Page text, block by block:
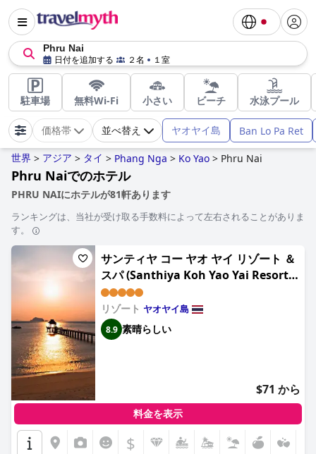
Phru Nai
日付を追加する ２名 １室
駐車場 無料Wi-Fi 小さい ビーチ 水泳プール
価格帯 並べ替え ヤオヤイ島 Ban Lo Pa Ret
世界 > アジア > タイ > Phang Nga > Ko Yao > Phru Nai
Phru Naiでのホテル
PHRU NAIにホテルが81軒あります
ランキングは、当社が受け取る手数料によって左右されることがありま
す。
サンティヤ コー ヤオ ヤイ リゾート ＆
スパ (Santhiya Koh Yao Yai Resort
& Spa - Up to THB 3,000 Resort
Credit per Night , Mandatory
Shared Speedboat from Ao Po,
Phuket)
リゾート ヤオヤイ島
8.9 素晴らしい
$71 から
料金を表示
$